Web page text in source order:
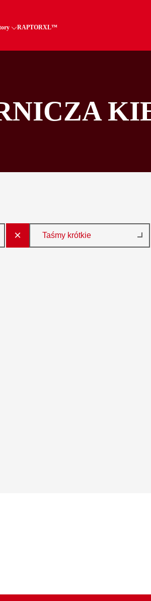
RAPTORXL™
× Taśmy krótkie